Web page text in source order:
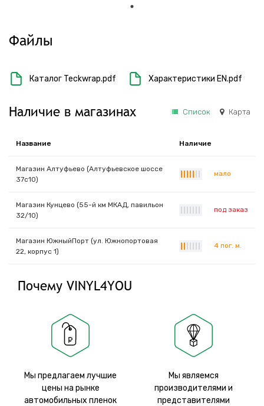
Файлы
Каталог Teckwrap.pdf Характеристики EN.pdf
Наличие в магазинах Список Карта
Название Наличие
Магазин Алтуфьево (Алтуфьевское шоссе
37с10)
мало
Магазин Кунцево (55-й км МКАД, павильон
32/10)
под заказ
Магазин ЮжныйПорт (ул. Южнопортовая
22, корпус 1)
4 пог. м.
Почему VINYL4YOU
Мы предлагаем лучшие
цены на рынке
автомобильных пленок
Мы являемся
производителями и
представителями